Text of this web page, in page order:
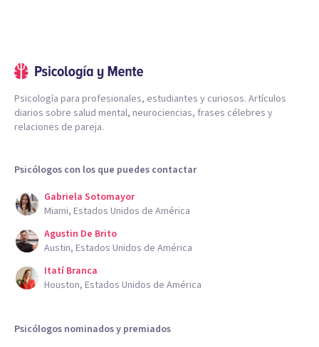
Psicología para profesionales, estudiantes y curiosos. Artículos
diarios sobre salud mental, neurociencias, frases célebres y
relaciones de pareja.
Psicólogos con los que puedes contactar
Gabriela Sotomayor
Miami, Estados Unidos de América
Agustin De Brito
Austin, Estados Unidos de América
Itatí Branca
Houston, Estados Unidos de América
Psicólogos nominados y premiados